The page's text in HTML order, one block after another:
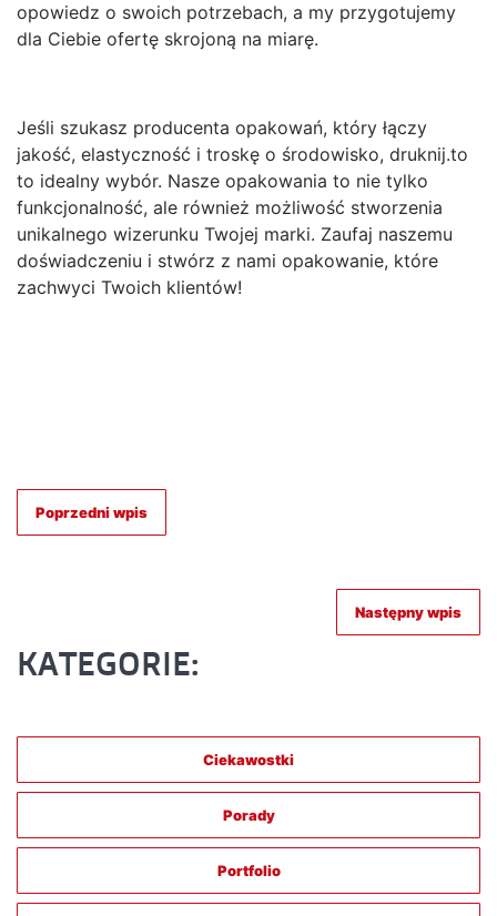
opowiedz o swoich potrzebach, a my przygotujemy
dla Ciebie ofertę skrojoną na miarę.
Jeśli szukasz producenta opakowań, który łączy
jakość, elastyczność i troskę o środowisko, druknij.to
to idealny wybór. Nasze opakowania to nie tylko
funkcjonalność, ale również możliwość stworzenia
unikalnego wizerunku Twojej marki. Zaufaj naszemu
doświadczeniu i stwórz z nami opakowanie, które
zachwyci Twoich klientów!
Poprzedni wpis
Następny wpis
KATEGORIE:
Ciekawostki
Porady
Portfolio